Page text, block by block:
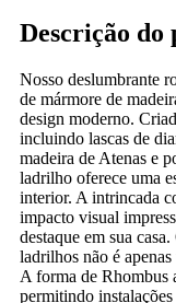
Descrição do
Nosso deslumbrante
de mármore de
design moderno.
incluindo lascas de
madeira de Atenas e
ladrilho oferece uma
interior. A intrincada
impacto visual
destaque em sua
ladrilhos não é
A forma de Rhombus
permitindo